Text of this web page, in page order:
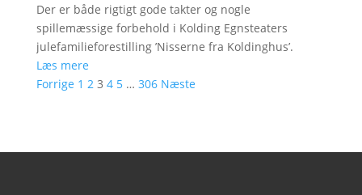
Der er både rigtigt gode takter og nogle
spillemæssige forbehold i Kolding Egnsteaters
julefamilieforestilling ’Nisserne fra Koldinghus’.
Læs mere
Forrige 1 2 3 4 5 … 306 Næste